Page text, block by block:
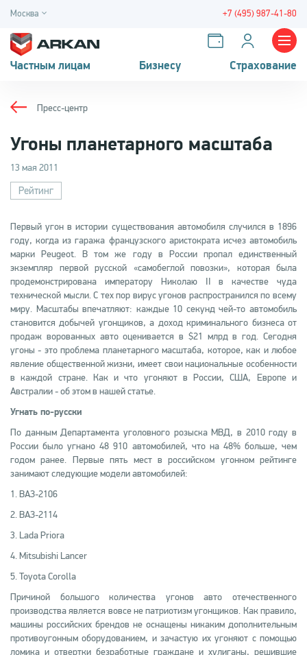
Москва +7 (495) 987-41-80
Частным лицам Бизнесу Страхование
Пресс-центр
Угоны планетарного масштаба
13 мая 2011
Рейтинг
Первый угон в истории существования автомобиля случился в 1896
году, когда из гаража французского аристократа исчез автомобиль
марки Peugeot. В том же году в России пропал единственный
экземпляр первой русской «самобеглой повозки», которая была
продемонстрирована императору Николаю II в качестве чуда
технической мысли. С тех пор вирус угонов распространился по всему
миру. Масштабы впечатляют: каждые 10 секунд чей-то автомобиль
становится добычей угонщиков, а доход криминального бизнеса от
продаж ворованных авто оценивается в $21 млрд в год. Сегодня
угоны - это проблема планетарного масштаба, которое, как и любое
явление общественной жизни, имеет свои национальные особенности
в каждой стране. Как и что угоняют в России, США, Европе и
Австралии - об этом в нашей статье.
Угнать по-русски
По данным Департамента уголовного розыска МВД, в 2010 году в
России было угнано 48 910 автомобилей, что на 48% больше, чем
годом ранее. Первые пять мест в российском угонном рейтинге
занимают следующие модели автомобилей:
1. ВАЗ-2106
2. ВАЗ-2114
3. Lada Priora
4. Mitsubishi Lаnсеr
5. Toyota Corolla
Причиной большого количества угонов авто отечественного
производства является вовсе не патриотизм угонщиков. Как правило,
машины российских брендов не оснащены никаким дополнительным
противоугонным оборудованием, и зачастую их угоняют с помощью
ломика и отвертки безработные граждане и хулиганы, решившие